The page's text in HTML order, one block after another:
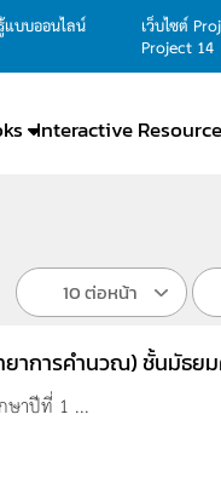
แบบออนไลน์
เว็บไซต์
Project 14
Interactive Resource
10 ต่อหน้า
ยาการคำนวณ) ชั้นมัธย
ษาปีที่ 1 ...